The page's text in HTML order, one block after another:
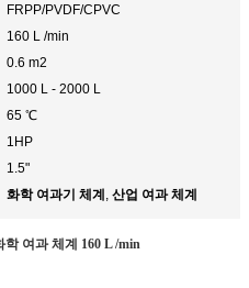
FRPP/PVDF/CPVC
160 L /min
0.6 m2
1000 L - 2000 L
65 ℃
1HP
1.5"
화학 여과기 체계, 산업 여과 체계
여과 체계 160 L /min